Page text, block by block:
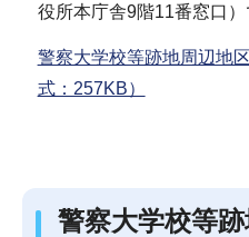
役所本庁舎9階11番窓口）
警察大学校等跡地周辺地
式：257KB）
警察大学校等